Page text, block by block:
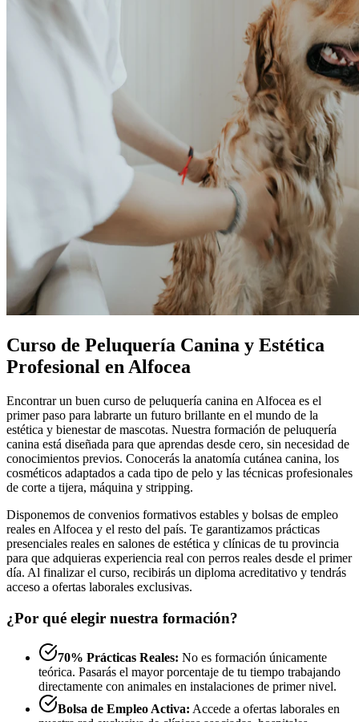
Curso de Peluquería Canina y Estética
Profesional en Alfocea
Encontrar un buen curso de peluquería canina en Alfocea es el
primer paso para labrarte un futuro brillante en el mundo de la
estética y bienestar de mascotas. Nuestra formación de peluquería
canina está diseñada para que aprendas desde cero, sin necesidad de
conocimientos previos. Conocerás la anatomía cutánea canina, los
cosméticos adaptados a cada tipo de pelo y las técnicas profesionales
de corte a tijera, máquina y stripping.
Disponemos de convenios formativos estables y bolsas de empleo
reales en Alfocea y el resto del país. Te garantizamos prácticas
presenciales reales en salones de estética y clínicas de tu provincia
para que adquieras experiencia real con perros reales desde el primer
día. Al finalizar el curso, recibirás un diploma acreditativo y tendrás
acceso a ofertas laborales exclusivas.
¿Por qué elegir nuestra formación?
70% Prácticas Reales: No es formación únicamente
teórica. Pasarás el mayor porcentaje de tu tiempo trabajando
directamente con animales en instalaciones de primer nivel.
Bolsa de Empleo Activa: Accede a ofertas laborales en